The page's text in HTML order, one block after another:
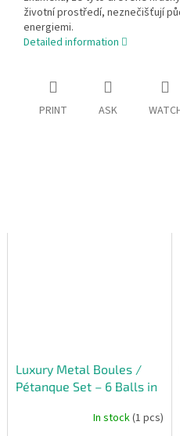
životní prostředí, neznečišťují
energiemi.
Detailed information
PRINT ASK
Luxury Metal Boules /
Pétanque Set – 6 Balls in
In stock(1 pcs)